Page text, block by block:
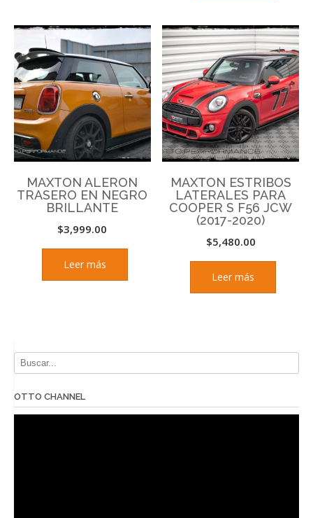
MAXTON ALERON
TRASERO EN NEGRO
BRILLANTE
$3,999.00
Leer más
MAXTON ESTRIBOS
LATERALES PARA
COOPER S F56 JCW
(2017-2020)
$5,480.00
Leer más
OTTO CHANNEL